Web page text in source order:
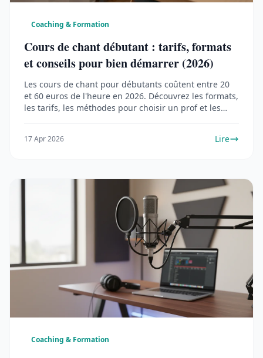
Coaching & Formation
Cours de chant débutant : tarifs, formats
et conseils pour bien démarrer (2026)
Les cours de chant pour débutants coûtent entre 20
et 60 euros de l'heure en 2026. Découvrez les formats,
les tarifs, les méthodes pour choisir un prof et les
17 Apr 2026 Lire
Coaching & Formation